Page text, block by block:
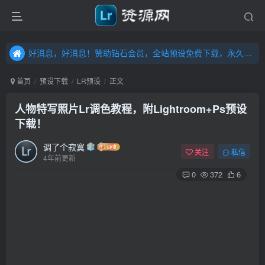
好消息，好消息！赞助钻石会员，全站预设免费下载，永久钻石会员，”送“万元超值资源，内容丰富，容量高达20T，不断更新！点击进入……
好消息，好消息！赞助钻石会员，全站预设免费下载，永久钻石会员，”送“万元超值资源，内容丰富，容量高达20T，不断更新！点击进入……
首页 预设下载 LR预设 正文
人物特写照片Lr调色教程，附Lightroom+Ps预设
下载！
调了个寂寞
4年前更新
关注 私信
0 372 6